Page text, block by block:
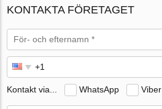
KONTAKTA FÖRETAGET
Kontakt via... WhatsApp Viber